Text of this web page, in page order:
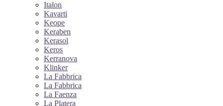
Italon
Kavarti
Keope
Keraben
Kerasol
Keros
Kerranova
Klinker
La Fabbrica
La Fabbrica
La Faenza
La Platera